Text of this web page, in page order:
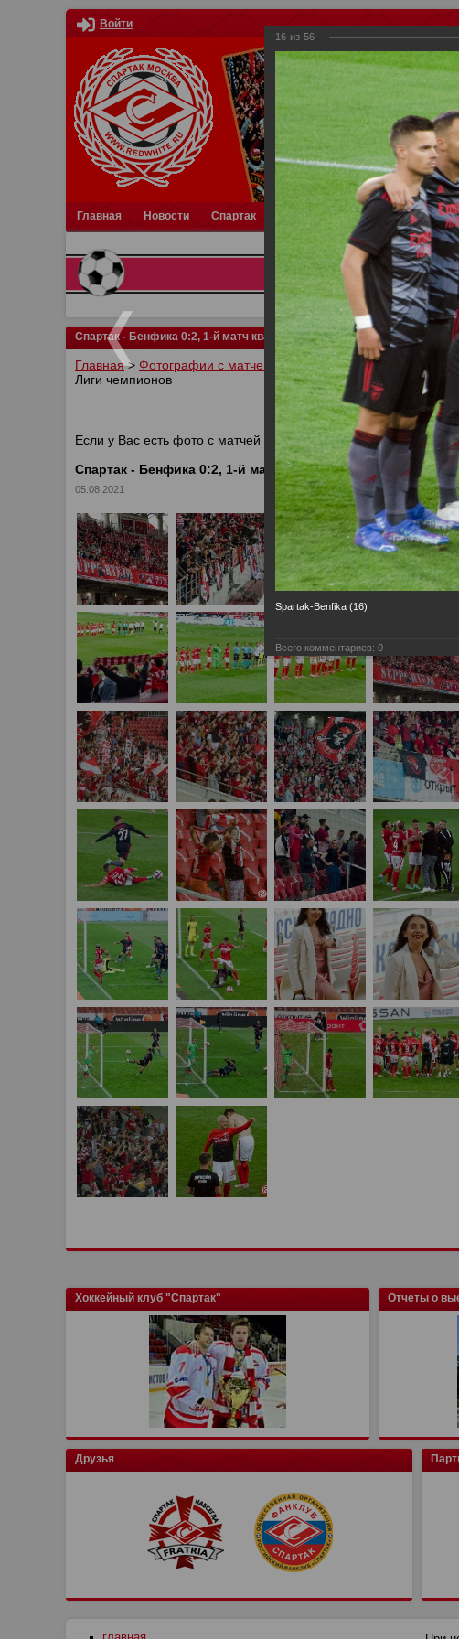
Войти
Главная Новости Спартак Турниры Фотки Отчеты
Спартак - Бенфика 0:2, 1-й матч квалификации Лиги чемпионов
Главная> Фотографии с матчей Спартака, Сборной Росиии
Лиги чемпионов
Если у Вас есть фото с матчей
Спартака, высылайте нам на
Спартак - Бенфика 0:2, 1-й матч квалификации Лиги
05.08.2021
Хоккейный клуб "Спартак" Отчеты о
Друзья
16 из 56
Spartak-Benfika (16)
Всего комментариев: 0